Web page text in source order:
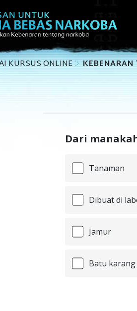
KURSUS ONLINE
Dari
Tanaman
Dibuat di
Jamur
Batu karang